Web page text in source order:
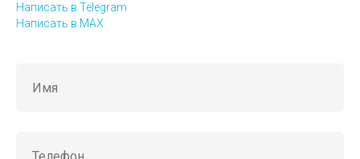
Написать в Telegram
Написать в MAX